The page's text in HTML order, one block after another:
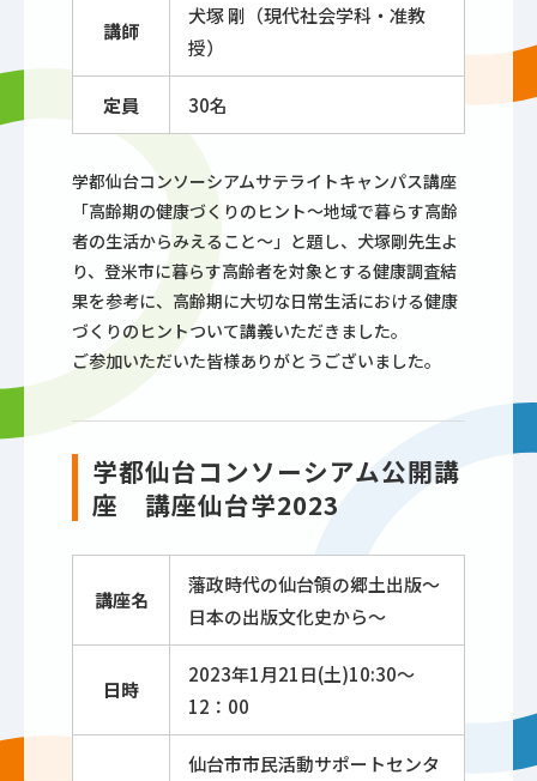
講師
犬塚 剛（現代社会学科・准教
授）
定員 30名
学都仙台コンソーシアムサテライトキャンパス講座
「高齢期の健康づくりのヒント～地域で暮らす高齢
者の生活からみえること～」と題し、犬塚剛先生よ
り、登米市に暮らす高齢者を対象とする健康調査結
果を参考に、高齢期に大切な日常生活における健康
づくりのヒントついて講義いただきました。
ご参加いただいた皆様ありがとうございました。
学都仙台コンソーシアム公開講
座 講座仙台学2023
講座名
藩政時代の仙台領の郷土出版～
日本の出版文化史から～
日時
2023年1月21日(土)10:30～
12：00
仙台市市民活動サポートセンタ